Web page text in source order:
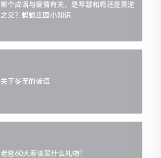
哪个成语与爱情有关，是琴瑟和鸣还是莫逆
之交？蚂蚁庄园小知识
关于冬至的谚语
老爸60大寿该买什么礼物？